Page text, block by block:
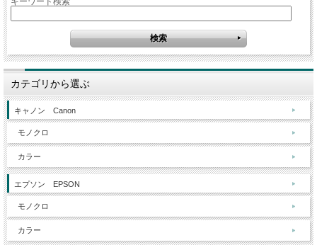
カテゴリから選ぶ
キャノン Canon
モノクロ
カラー
エプソン EPSON
モノクロ
カラー